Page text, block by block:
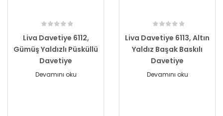
Liva Davetiye 6112,
Gümüş Yaldızlı Püsküllü
Davetiye
Devamını oku
Liva Davetiye 6113, Altın
Yaldız Başak Baskılı
Davetiye
Devamını oku